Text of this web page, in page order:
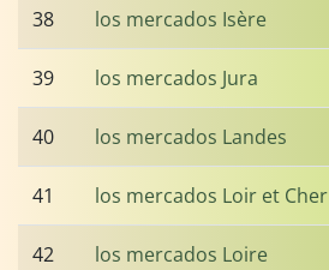
38 los mercados Isère
39 los mercados Jura
40 los mercados Landes
41 los mercados Loir et Cher
42 los mercados Loire